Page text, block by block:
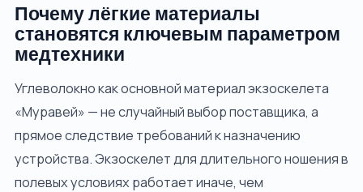
Почему лёгкие материалы
становятся ключевым параметром
медтехники
Углеволокно как основной материал экзоскелета
«Муравей» — не случайный выбор поставщика, а
прямое следствие требований к назначению
устройства. Экзоскелет для длительного ношения в
полевых условиях работает иначе, чем